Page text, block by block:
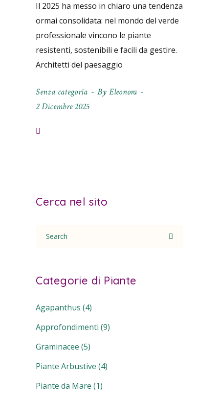
Il 2025 ha messo in chiaro una tendenza
ormai consolidata: nel mondo del verde
professionale vincono le piante
resistenti, sostenibili e facili da gestire.
Architetti del paesaggio
Senza categoria By Eleonora
2 Dicembre 2025
Cerca nel sito
for:
Categorie di Piante
Agapanthus (4)
Approfondimenti (9)
Graminacee (5)
Piante Arbustive (4)
Piante da Mare (1)